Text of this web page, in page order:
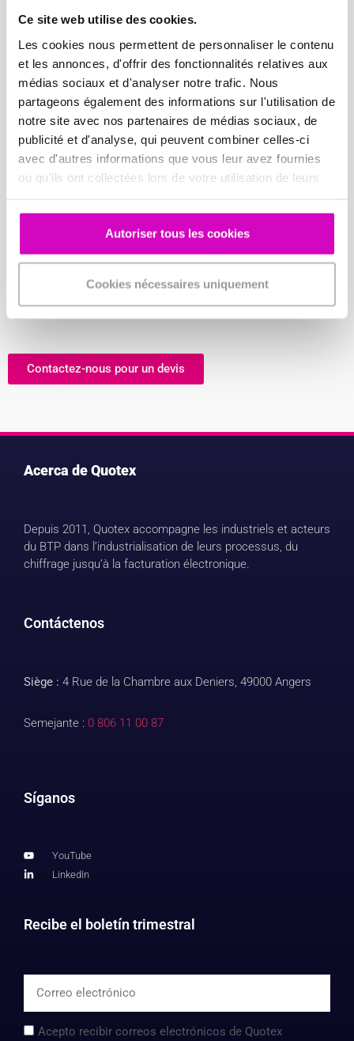
Ce site web utilise des cookies.
Les cookies nous permettent de personnaliser le contenu
et les annonces, d'offrir des fonctionnalités relatives aux
médias sociaux et d'analyser notre trafic. Nous
partageons également des informations sur l'utilisation de
notre site avec nos partenaires de médias sociaux, de
publicité et d'analyse, qui peuvent combiner celles-ci
avec d'autres informations que vous leur avez fournies
ou qu'ils ont collectées lors de votre utilisation de leurs
Autoriser tous les cookies
Cookies nécessaires uniquement
QUOTEX CRM est une excellente solution pour suivre les
opportunités, gérer les encours de devis et facturer les
clients. Ses fonctionnalités en termes de devis nécessitent
d’être connecté à un logiciel de chiffrage comme QDV.
Si vous souhaitez bénéficier des apports de chacune de ses
deux solutions, rassurez-vous nous avons développé un
connecteur qui permet de réduire vos temps de saisies et
de connexion et en automatisant la transmission des
données, vous gagnerez un temps précieux, vous permettant
de vous concentrer sur des tâches essentielles.
Contactez-nous pour un devis
Acerca de Quotex
Depuis 2011, Quotex accompagne les industriels et acteurs
du BTP dans l’industrialisation de leurs processus, du
chiffrage jusqu’à la facturation électronique.
Contáctenos
Siège : 4 Rue de la Chambre aux Deniers, 49000 Angers
Semejante : 0 806 11 00 87
Síganos
YouTube
LinkedIn
Recibe el boletín trimestral
Acepto recibir correos electrónicos de Quotex